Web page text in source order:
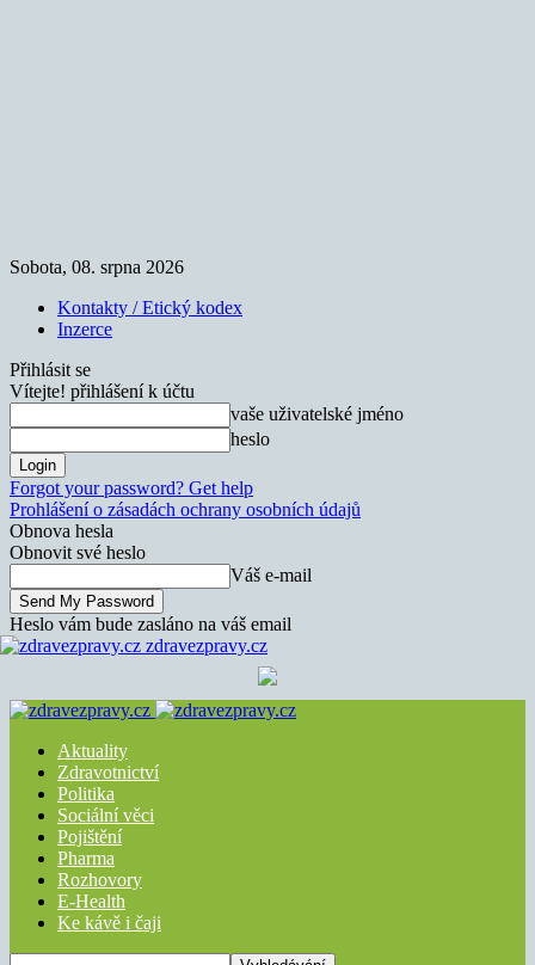
Sobota, 08. srpna 2026
Kontakty / Etický kodex
Inzerce
Přihlásit se
Vítejte! přihlášení k účtu
vaše uživatelské jméno
heslo
Forgot your password? Get help
Prohlášení o zásadách ochrany osobních údajů
Obnova hesla
Obnovit své heslo
Váš e-mail
Heslo vám bude zasláno na váš email
zdravezpravy.cz
Aktuality
Zdravotnictví
Politika
Sociální věci
Pojištění
Pharma
Rozhovory
E-Health
Ke kávě i čaji